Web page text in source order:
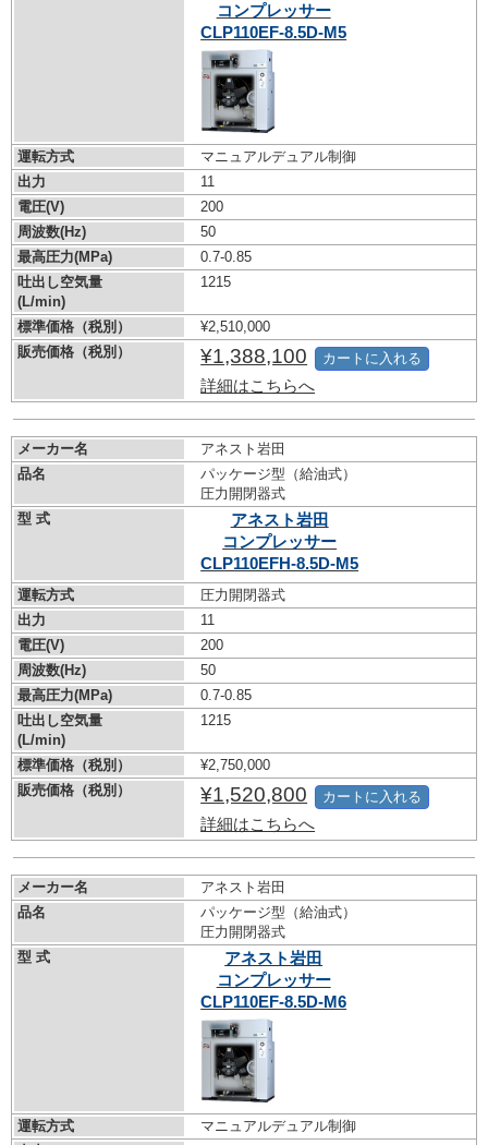
コンプレッサー
CLP110EF-8.5D-M5
運転方式
マニュアルデュアル制御
出力
11
電圧(V)
200
周波数(Hz)
50
最高圧力(MPa)
0.7-0.85
吐出し空気量
(L/min)
1215
標準価格（税別）
¥2,510,000
販売価格（税別）
¥1,388,100
詳細はこちらへ
カートに入れる
メーカー名
アネスト岩田
品名
パッケージ型（給油式）
圧力開閉器式
型 式
アネスト岩田
コンプレッサー
CLP110EFH-8.5D-M5
運転方式
圧力開閉器式
出力
11
電圧(V)
200
周波数(Hz)
50
最高圧力(MPa)
0.7-0.85
吐出し空気量
(L/min)
1215
標準価格（税別）
¥2,750,000
販売価格（税別）
¥1,520,800
詳細はこちらへ
カートに入れる
メーカー名
アネスト岩田
品名
パッケージ型（給油式）
圧力開閉器式
型 式
アネスト岩田
コンプレッサー
CLP110EF-8.5D-M6
運転方式
マニュアルデュアル制御